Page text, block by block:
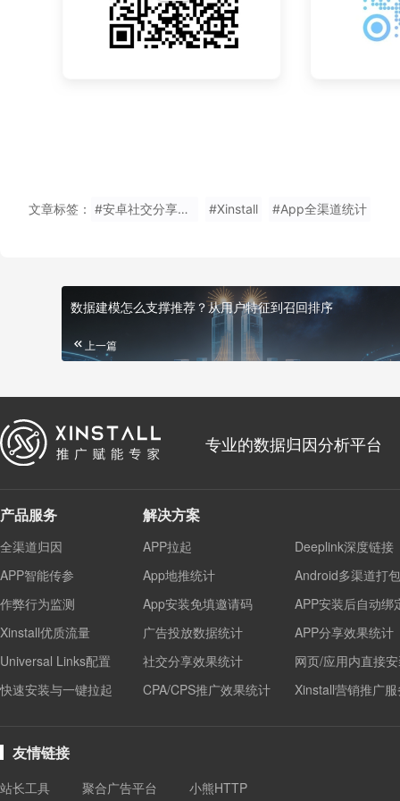
文章标签： #安卓社交分享效果统计免费使用 #Xinstall #App全渠道统计
数据建模怎么支撑推荐？从用户特征到召回排序
上一篇
专业的数据归因分析平台
产品服务
全渠道归因
APP智能传参
作弊行为监测
Xinstall优质流量
Universal Links配置
快速安装与一键拉起
解决方案
APP拉起
Deeplink深度链接
App地推统计
Android多渠道打包
App安装免填邀请码
APP安装后自动绑
广告投放数据统计
APP分享效果统计
社交分享效果统计
网页/应用内直接
CPA/CPS推广效果统计
Xinstall营销推广
友情链接
站长工具 聚合广告平台 小熊HTTP